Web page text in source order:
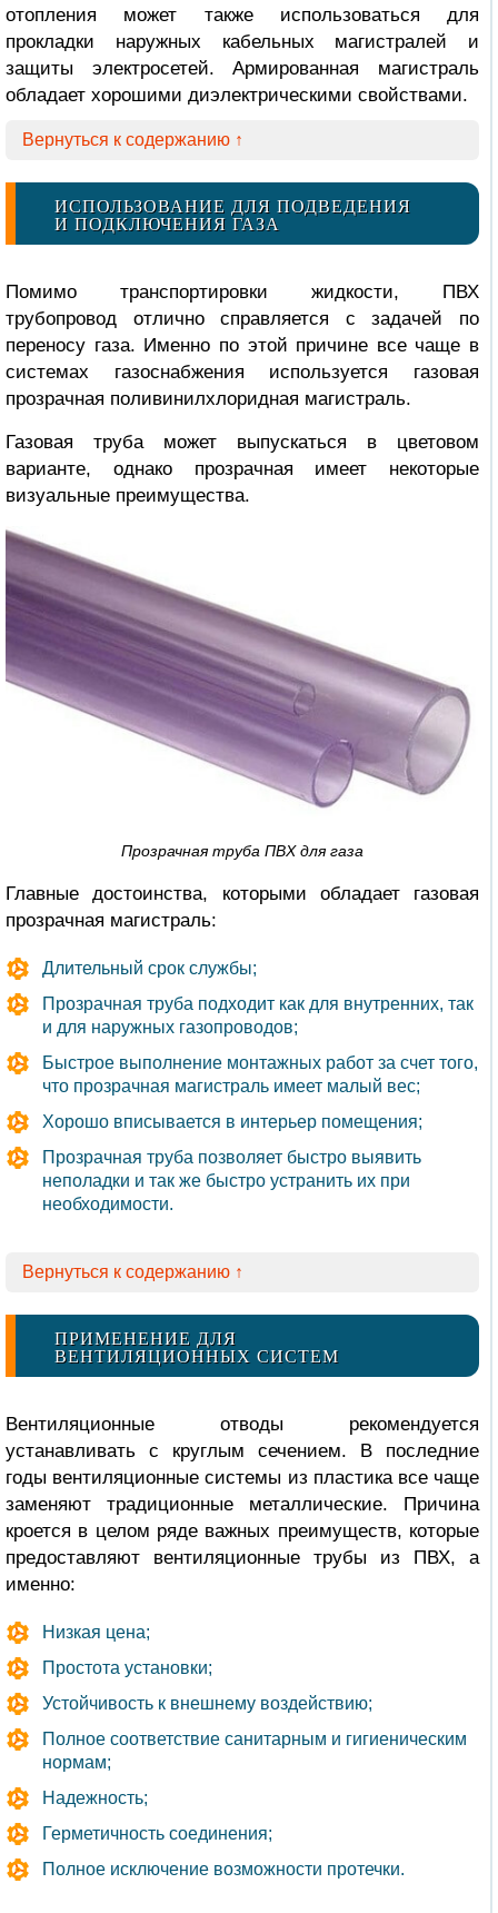
отопления может также использоваться для
прокладки наружных кабельных магистралей и
защиты электросетей. Армированная магистраль
обладает хорошими диэлектрическими свойствами.
Вернуться к содержанию ↑
ИСПОЛЬЗОВАНИЕ ДЛЯ ПОДВЕДЕНИЯ
И ПОДКЛЮЧЕНИЯ ГАЗА
Помимо транспортировки жидкости, ПВХ
трубопровод отлично справляется с задачей по
переносу газа. Именно по этой причине все чаще в
системах газоснабжения используется газовая
прозрачная поливинилхлоридная магистраль.
Газовая труба может выпускаться в цветовом
варианте, однако прозрачная имеет некоторые
визуальные преимущества.
Прозрачная труба ПВХ для газа
Главные достоинства, которыми обладает газовая
прозрачная магистраль:
Длительный срок службы;
Прозрачная труба подходит как для внутренних, так
и для наружных газопроводов;
Быстрое выполнение монтажных работ за счет того,
что прозрачная магистраль имеет малый вес;
Хорошо вписывается в интерьер помещения;
Прозрачная труба позволяет быстро выявить
неполадки и так же быстро устранить их при
необходимости.
Вернуться к содержанию ↑
ПРИМЕНЕНИЕ ДЛЯ
ВЕНТИЛЯЦИОННЫХ СИСТЕМ
Вентиляционные отводы рекомендуется
устанавливать с круглым сечением. В последние
годы вентиляционные системы из пластика все чаще
заменяют традиционные металлические. Причина
кроется в целом ряде важных преимуществ, которые
предоставляют вентиляционные трубы из ПВХ, а
именно:
Низкая цена;
Простота установки;
Устойчивость к внешнему воздействию;
Полное соответствие санитарным и гигиеническим
нормам;
Надежность;
Герметичность соединения;
Полное исключение возможности протечки.